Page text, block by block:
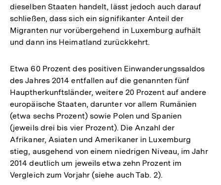
dieselben Staaten handelt, lässt jedoch auch darauf
schließen, dass sich ein signifikanter Anteil der
Migranten nur vorübergehend in Luxemburg aufhält
und dann ins Heimatland zurückkehrt.
Etwa 60 Prozent des positiven Einwanderungssaldos
des Jahres 2014 entfallen auf die genannten fünf
Hauptherkunftsländer, weitere 20 Prozent auf andere
europäische Staaten, darunter vor allem Rumänien
(etwa sechs Prozent) sowie Polen und Spanien
(jeweils drei bis vier Prozent). Die Anzahl der
Afrikaner, Asiaten und Amerikaner in Luxemburg
stieg, ausgehend von einem niedrigen Niveau, im Jahr
2014 deutlich um jeweils etwa zehn Prozent im
Vergleich zum Vorjahr (siehe auch Tab. 2).